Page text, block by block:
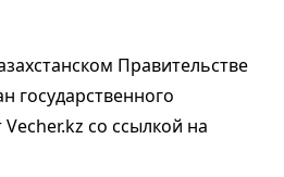
Правительстве
государственного
со ссылкой на